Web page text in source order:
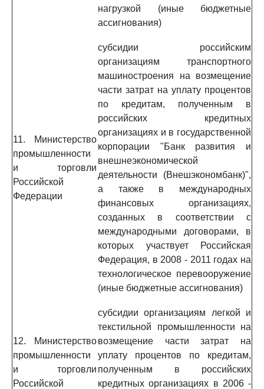
нагрузкой (иные бюджетные
ассигнования)
11. Министерство
промышленности
и торговли
Российской
Федерации
субсидии российским
организациям транспортного
машиностроения на возмещение
части затрат на уплату процентов
по кредитам, полученным в
российских кредитных
организациях и в государственной
корпорации "Банк развития и
внешнеэкономической
деятельности (Внешэкономбанк)",
а также в международных
финансовых организациях,
созданных в соответствии с
международными договорами, в
которых участвует Российская
Федерация, в 2008 - 2011 годах на
технологическое перевооружение
(иные бюджетные ассигнования)
12. Министерство
промышленности
и торговли
Российской
субсидии организациям легкой и
текстильной промышленности на
возмещение части затрат на
уплату процентов по кредитам,
полученным в российских
кредитных организациях в 2006 -